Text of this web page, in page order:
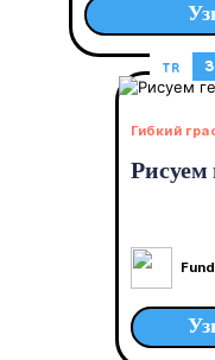
TR
Гибкий
Рисуем